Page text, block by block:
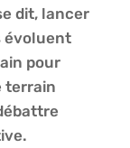
dit, lancer
évoluent
pour
terrain